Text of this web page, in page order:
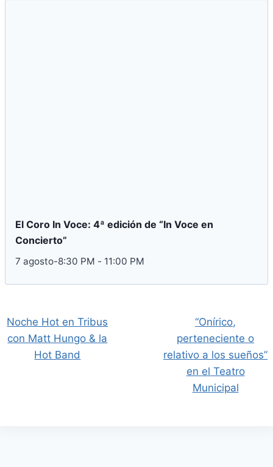
El Coro In Voce: 4ª edición de “In Voce en
Concierto”
7 agosto-8:30 PM - 11:00 PM
Noche Hot en Tribus
con Matt Hungo & la
Hot Band
“Onírico,
perteneciente o
relativo a los sueños”
en el Teatro
Municipal